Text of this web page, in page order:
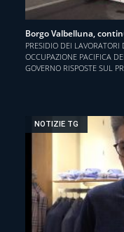
Borgo Valbelluna,
PRESIDIO DEI
OCCUPAZIONE PACIFICA
GOVERNO RISPOSTE SUL
NOTIZIE TG